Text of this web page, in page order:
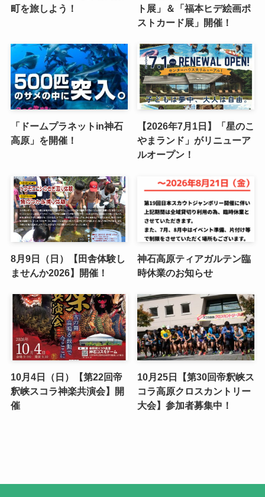
町を旅しよう！
ト展」＆「福本ヒデ絵画ポ
ストカード展」開催！
「ドームプラネットin神石
高原」を開催！
【2026年7月1日】「星のこ
やまランド」がリニューア
ルオープン！
8月9日（日）【田舎体験し
ませんか2026】開催！
神石高原ティアガルテン臨
時休業のお知らせ
10月4日（日）【第22回帝
釈峡スコラ神楽共演会】開
催
10月25日【第30回帝釈峡ス
コラ高原クロスカントリー
大会】参加者募集中！